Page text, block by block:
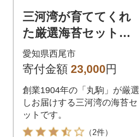
三河湾が育ててくれ
た厳選海苔セット
「彩」・M002-23
愛知県西尾市
寄付金額 23,000円
創業1904年の「丸駒」が厳選
しお届けする三河湾の海苔セ
ットです。
（2件）